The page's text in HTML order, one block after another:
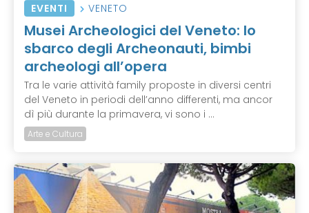
EVENTI VENETO
Musei Archeologici del Veneto: lo
sbarco degli Archeonauti, bimbi
archeologi all’opera
Tra le varie attività family proposte in diversi centri
del Veneto in periodi dell’anno differenti, ma ancor
dì più durante la primavera, vi sono i ...
Arte e Cultura